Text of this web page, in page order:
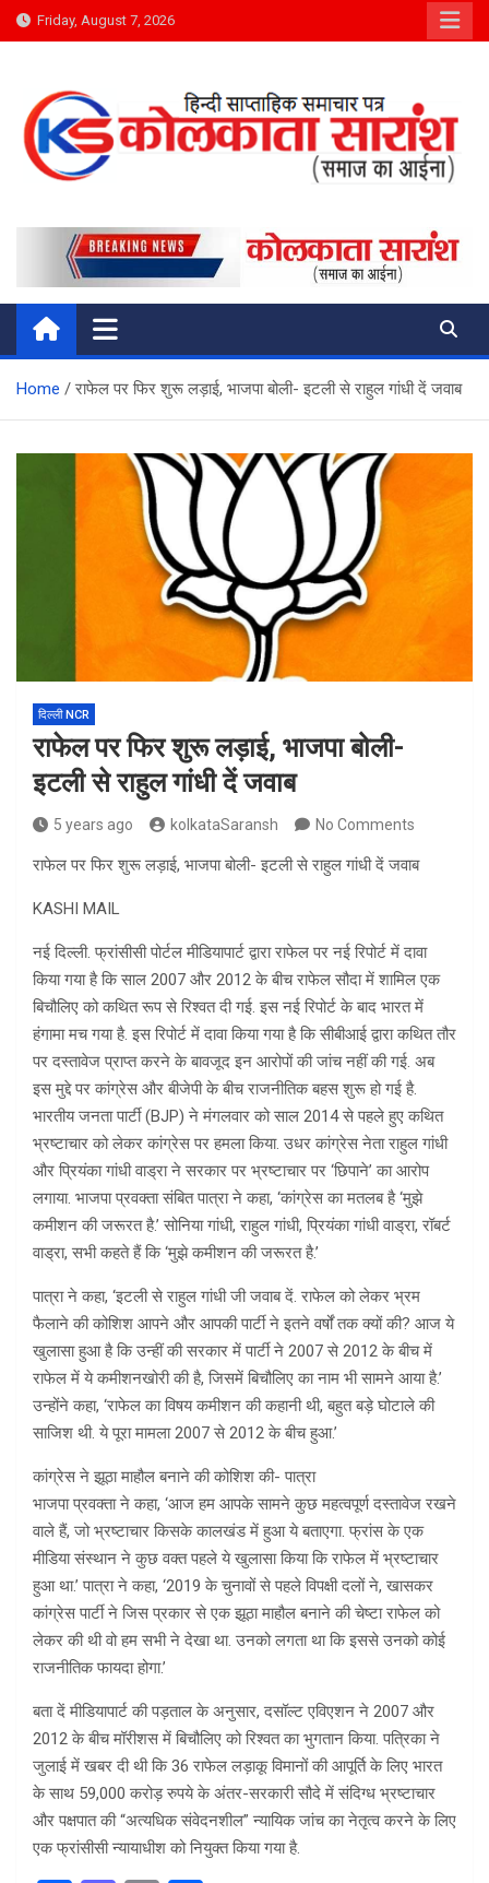
Skip
to
Friday, August 7, 2026
Kolkata Saransh News
समाज का आईना
Home राफेल पर फिर शुरू लड़ाई, भाजपा बोली- इटली से राहुल गांधी दें जवाब
दिल्ली NCR
राफेल पर फिर शुरू लड़ाई, भाजपा बोली-
इटली से राहुल गांधी दें जवाब
5 years ago kolkataSaransh No Comments
राफेल पर फिर शुरू लड़ाई, भाजपा बोली- इटली से राहुल गांधी दें जवाब
KASHI MAIL
नई दिल्ली. फ्रांसीसी पोर्टल मीडियापार्ट द्वारा राफेल पर नई रिपोर्ट में दावा
किया गया है कि साल 2007 और 2012 के बीच राफेल सौदा में शामिल एक
बिचौलिए को कथित रूप से रिश्वत दी गई. इस नई रिपोर्ट के बाद भारत में
हंगामा मच गया है. इस रिपोर्ट में दावा किया गया है कि सीबीआई द्वारा कथित तौर
पर दस्तावेज प्राप्त करने के बावजूद इन आरोपों की जांच नहीं की गई. अब
इस मुद्दे पर कांग्रेस और बीजेपी के बीच राजनीतिक बहस शुरू हो गई है.
भारतीय जनता पार्टी (BJP) ने मंगलवार को साल 2014 से पहले हुए कथित
भ्रष्टाचार को लेकर कांग्रेस पर हमला किया. उधर कांग्रेस नेता राहुल गांधी
और प्रियंका गांधी वाड्रा ने सरकार पर भ्रष्टाचार पर ‘छिपाने’ का आरोप
लगाया. भाजपा प्रवक्ता संबित पात्रा ने कहा, ‘कांग्रेस का मतलब है ‘मुझे
कमीशन की जरूरत है.’ सोनिया गांधी, राहुल गांधी, प्रियंका गांधी वाड्रा, रॉबर्ट
वाड्रा, सभी कहते हैं कि ‘मुझे कमीशन की जरूरत है.’
पात्रा ने कहा, ‘इटली से राहुल गांधी जी जवाब दें. राफेल को लेकर भ्रम
फैलाने की कोशिश आपने और आपकी पार्टी ने इतने वर्षों तक क्यों की? आज ये
खुलासा हुआ है कि उन्हीं की सरकार में पार्टी ने 2007 से 2012 के बीच में
राफेल में ये कमीशनखोरी की है, जिसमें बिचौलिए का नाम भी सामने आया है.’
उन्होंने कहा, ‘राफेल का विषय कमीशन की कहानी थी, बहुत बड़े घोटाले की
साजिश थी. ये पूरा मामला 2007 से 2012 के बीच हुआ.’
कांग्रेस ने झूठा माहौल बनाने की कोशिश की- पात्रा
भाजपा प्रवक्ता ने कहा, ‘आज हम आपके सामने कुछ महत्वपूर्ण दस्तावेज रखने
वाले हैं, जो भ्रष्टाचार किसके कालखंड में हुआ ये बताएगा. फ्रांस के एक
मीडिया संस्थान ने कुछ वक्त पहले ये खुलासा किया कि राफेल में भ्रष्टाचार
हुआ था.’ पात्रा ने कहा, ‘2019 के चुनावों से पहले विपक्षी दलों ने, खासकर
कांग्रेस पार्टी ने जिस प्रकार से एक झूठा माहौल बनाने की चेष्टा राफेल को
लेकर की थी वो हम सभी ने देखा था. उनको लगता था कि इससे उनको कोई
राजनीतिक फायदा होगा.’
बता दें मीडियापार्ट की पड़ताल के अनुसार, दसॉल्ट एविएशन ने 2007 और
2012 के बीच मॉरीशस में बिचौलिए को रिश्वत का भुगतान किया. पत्रिका ने
जुलाई में खबर दी थी कि 36 राफेल लड़ाकू विमानों की आपूर्ति के लिए भारत
के साथ 59,000 करोड़ रुपये के अंतर-सरकारी सौदे में संदिग्ध भ्रष्टाचार
और पक्षपात की “अत्यधिक संवेदनशील” न्यायिक जांच का नेतृत्व करने के लिए
एक फ्रांसीसी न्यायाधीश को नियुक्त किया गया है.